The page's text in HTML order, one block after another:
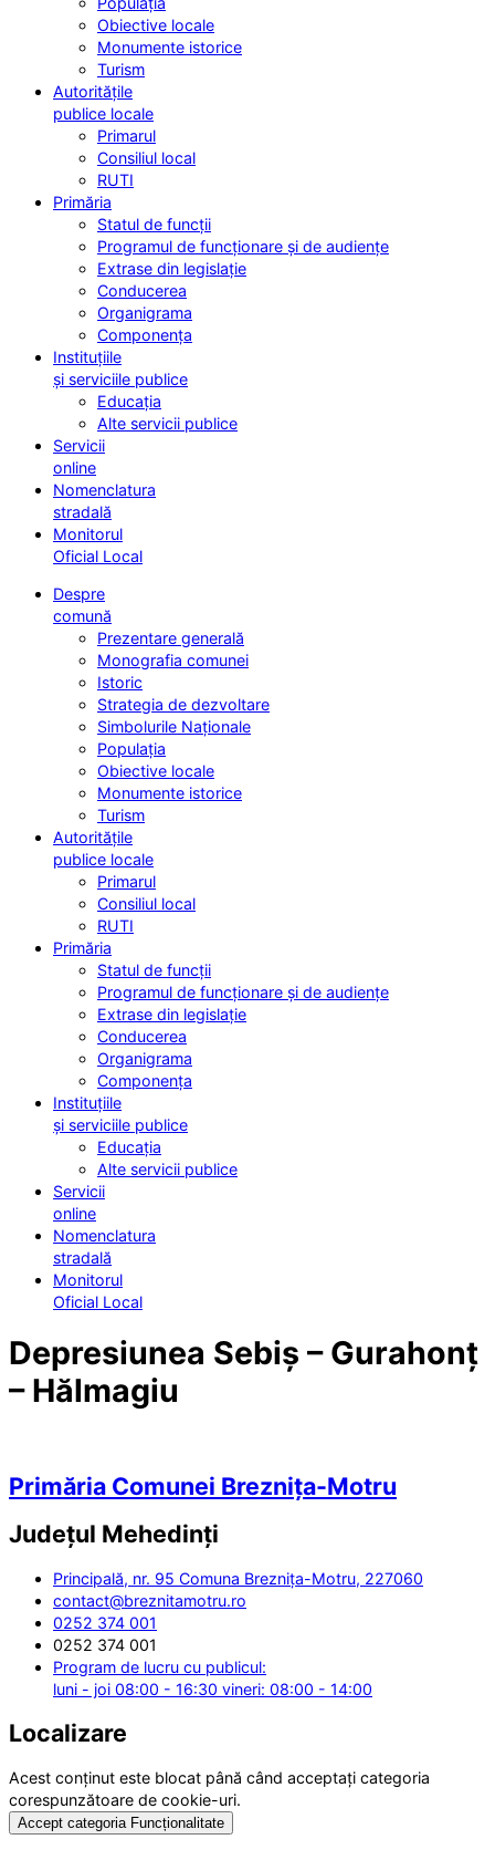
Obiective locale
Monumente istorice
Turism
Autoritățile
publice locale
Primarul
Consiliul local
RUTI
Primăria
Statul de funcții
Programul de funcționare și de audiențe
Extrase din legislație
Conducerea
Organigrama
Componența
Instituțiile
și serviciile publice
Educația
Alte servicii publice
Servicii
online
Nomenclatura
stradală
Monitorul
Oficial Local
Despre
comună
Prezentare generală
Monografia comunei
Istoric
Strategia de dezvoltare
Simbolurile Naționale
Populația
Obiective locale
Monumente istorice
Turism
Autoritățile
publice locale
Primarul
Consiliul local
RUTI
Primăria
Statul de funcții
Programul de funcționare și de audiențe
Extrase din legislație
Conducerea
Organigrama
Componența
Instituțiile
și serviciile publice
Educația
Alte servicii publice
Servicii
online
Nomenclatura
stradală
Monitorul
Oficial Local
Depresiunea Sebiș – Gurahonț
– Hălmagiu
Primăria Comunei Breznița-Motru
Județul Mehedinți
Principală, nr. 95 Comuna Breznița-Motru, 227060
contact@breznitamotru.ro
0252 374 001
0252 374 001
Program de lucru cu publicul:
luni - joi 08:00 - 16:30 vineri: 08:00 - 14:00
Localizare
Acest conținut este blocat până când acceptați categoria
corespunzătoare de cookie-uri.
Accept categoria Funcționalitate